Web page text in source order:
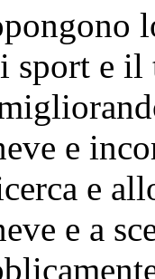
sport e
e
e
e a